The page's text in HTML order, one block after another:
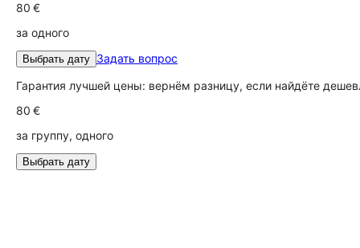
80 €
за одного
Выбрать дату Задать вопрос
Гарантия лучшей цены: вернём разницу, если найдёте
80 €
за группу, одного
Выбрать дату